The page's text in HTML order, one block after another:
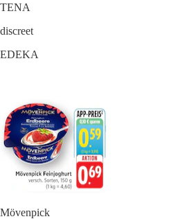
TENA
discreet
EDEKA
Mövenpick